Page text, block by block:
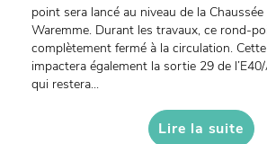
point sera lancé au niveau de la
Waremme. Durant les travaux, ce rond-
complètement fermé à la circulation.
impactera également la sortie 29 de
qui restera...
Lire la suite